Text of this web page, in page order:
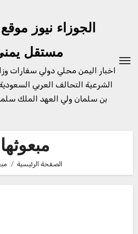
الجوزاء نيوز
مستقل
اخبار اليمن محلي دولي سفارات
الشرعية التحالف العربي
بن سلمان ولي العهد الملك
مبعوثها
الصفحة الرئيسية